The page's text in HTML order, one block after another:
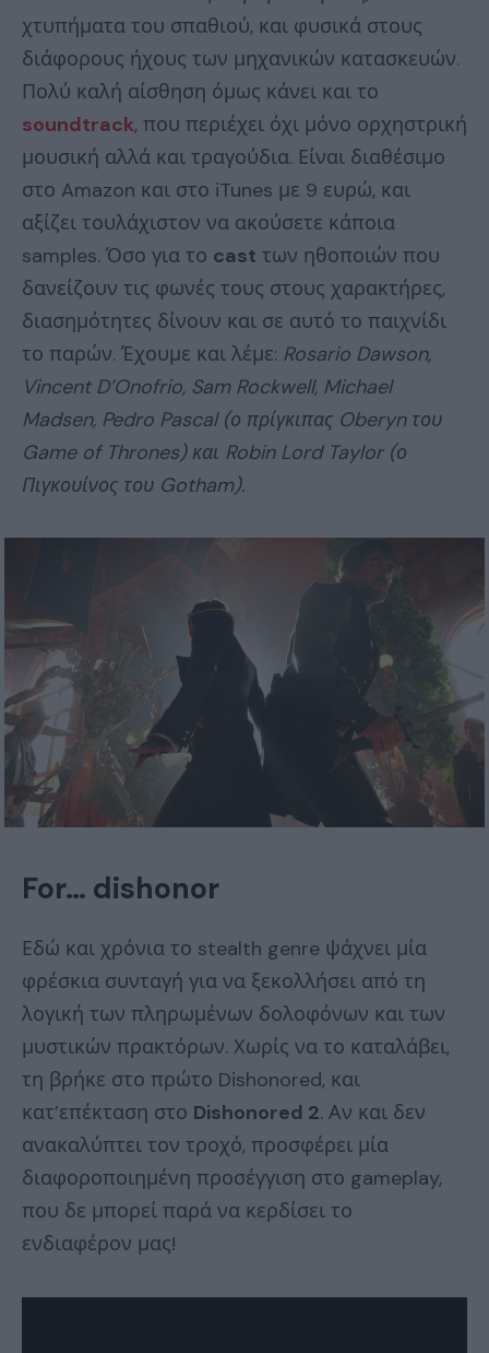
χτυπήματα του σπαθιού, και φυσικά στους
διάφορους ήχους των μηχανικών κατασκευών.
Πολύ καλή αίσθηση όμως κάνει και το
soundtrack, που περιέχει όχι μόνο ορχηστρική
μουσική αλλά και τραγούδια. Είναι διαθέσιμο
στο Amazon και στο iTunes με 9 ευρώ, και
αξίζει τουλάχιστον να ακούσετε κάποια
samples. Όσο για το cast των ηθοποιών που
δανείζουν τις φωνές τους στους χαρακτήρες,
διασημότητες δίνουν και σε αυτό το παιχνίδι
το παρών. Έχουμε και λέμε: Rosario Dawson,
Vincent D’Onofrio, Sam Rockwell, Michael
Madsen, Pedro Pascal (ο πρίγκιπας Oberyn του
Game of Thrones) και Robin Lord Taylor (ο
Πιγκουίνος του Gotham).
For… dishonor
Εδώ και χρόνια το stealth genre ψάχνει μία
φρέσκια συνταγή για να ξεκολλήσει από τη
λογική των πληρωμένων δολοφόνων και των
μυστικών πρακτόρων. Χωρίς να το καταλάβει,
τη βρήκε στο πρώτο Dishonored, και
κατ’επέκταση στο Dishonored 2. Αν και δεν
ανακαλύπτει τον τροχό, προσφέρει μία
διαφοροποιημένη προσέγγιση στο gameplay,
που δε μπορεί παρά να κερδίσει το
ενδιαφέρον μας!